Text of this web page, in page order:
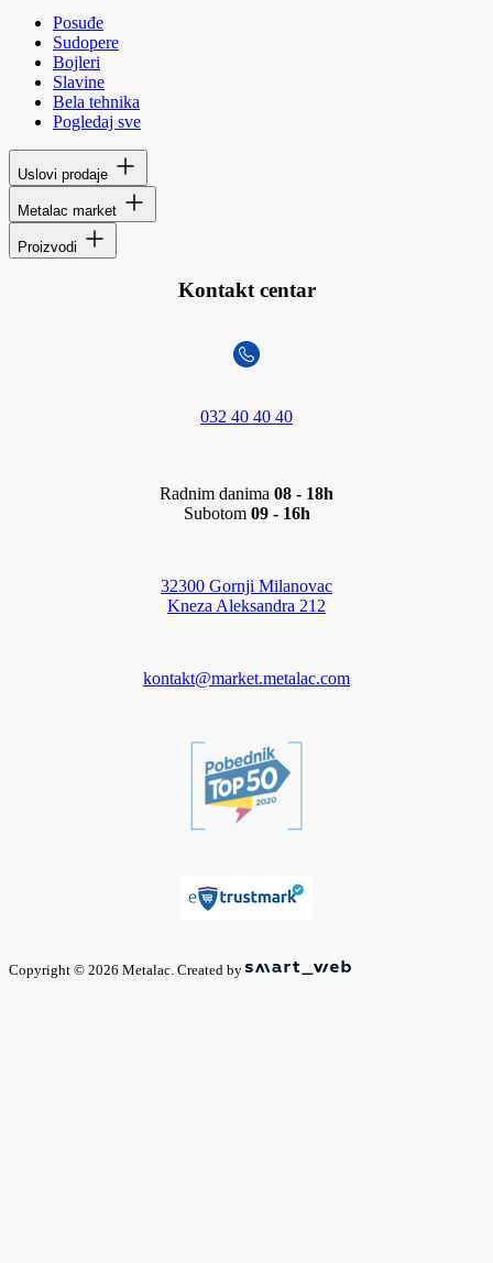
Posuđe
Sudopere
Bojleri
Slavine
Bela tehnika
Pogledaj sve
Uslovi prodaje
Metalac market
Proizvodi
Kontakt centar
032 40 40 40
Radnim danima 08 - 18h
Subotom 09 - 16h
32300 Gornji Milanovac
Kneza Aleksandra 212
kontakt@market.metalac.com
Copyright © 2026 Metalac. Created by